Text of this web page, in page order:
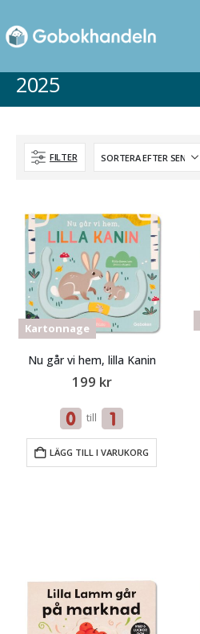
2025
FILTER
Kartonnage
Nu går vi hem, lilla Kanin
199 kr
till
LÄGG TILL I VARUKORG